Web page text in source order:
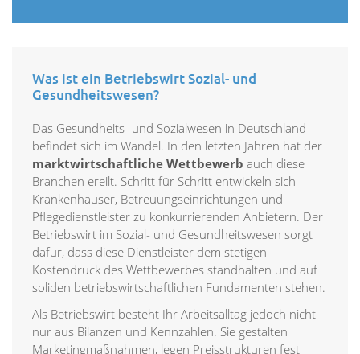
Was ist ein Betriebswirt Sozial- und
Gesundheitswesen?
Das Gesundheits- und Sozialwesen in Deutschland
befindet sich im Wandel. In den letzten Jahren hat der
marktwirtschaftliche Wettbewerb auch diese
Branchen ereilt. Schritt für Schritt entwickeln sich
Krankenhäuser, Betreuungseinrichtungen und
Pflegedienstleister zu konkurrierenden Anbietern. Der
Betriebswirt im Sozial- und Gesundheitswesen sorgt
dafür, dass diese Dienstleister dem stetigen
Kostendruck des Wettbewerbes standhalten und auf
soliden betriebswirtschaftlichen Fundamenten stehen.
Als Betriebswirt besteht Ihr Arbeitsalltag jedoch nicht
nur aus Bilanzen und Kennzahlen. Sie gestalten
Marketingmaßnahmen, legen Preisstrukturen fest